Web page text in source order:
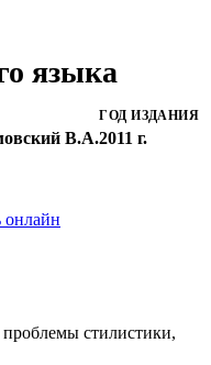
языка
В.А.
ГОД ИЗДАНИЯ
2011 г.
онлайн
стилистики,